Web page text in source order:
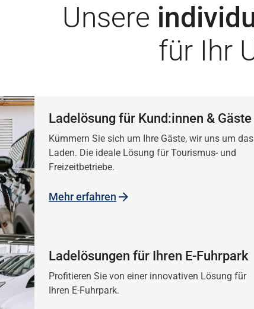
Unsere
für Ihr
Ladelösung für Kund:innen & Gäste
Kümmern Sie sich um Ihre Gäste, wir uns um das
Laden. Die ideale Lösung für Tourismus- und
Freizeitbetriebe.
Mehr erfahren
Ladelösungen für Ihren E-Fuhrpark
Profitieren Sie von einer innovativen Lösung für
Ihren E-Fuhrpark.